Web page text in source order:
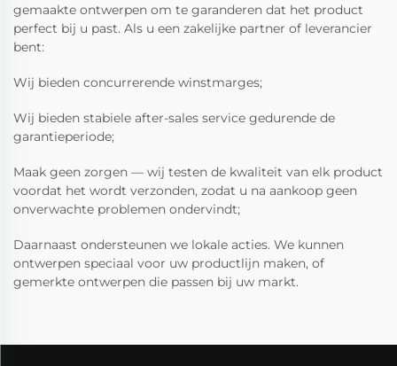
gemaakte ontwerpen om te garanderen dat het product
perfect bij u past. Als u een zakelijke partner of leverancier
bent:
Wij bieden concurrerende winstmarges;
Wij bieden stabiele after-sales service gedurende de
garantieperiode;
Maak geen zorgen — wij testen de kwaliteit van elk product
voordat het wordt verzonden, zodat u na aankoop geen
onverwachte problemen ondervindt;
Daarnaast ondersteunen we lokale acties. We kunnen
ontwerpen speciaal voor uw productlijn maken, of
gemerkte ontwerpen die passen bij uw markt.